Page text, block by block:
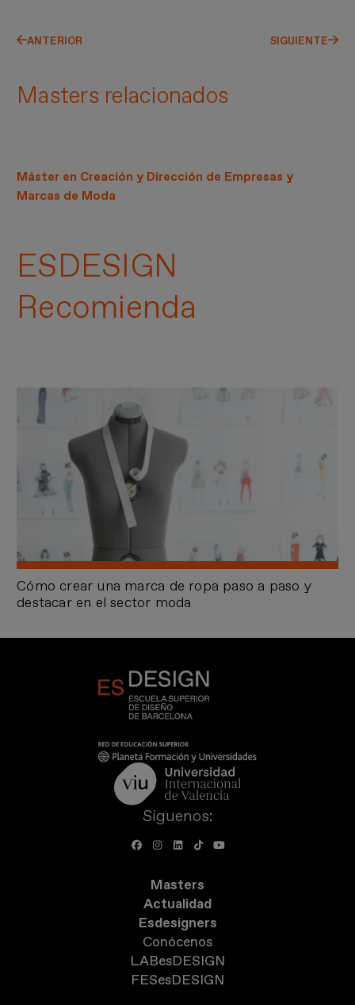
ANTERIOR SIGUIENTE
Masters relacionados
Máster en Creación y Dirección de Empresas y
Marcas de Moda
ESDESIGN
Recomienda
Cómo crear una marca de ropa paso a paso y
destacar en el sector moda
Síguenos:
Masters
Actualidad
Esdesigners
Conócenos
LABesDESIGN
FESesDESIGN